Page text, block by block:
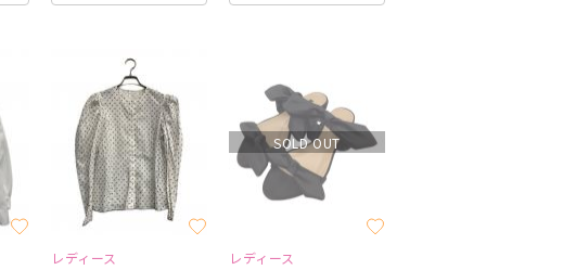
レディース
SOLD OUT
レディース